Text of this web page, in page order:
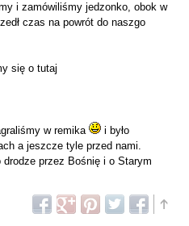
i zamówiliśmy jedzonko, obok w
czas na powrót do naszgo
się o tutaj
w remika
i było
a jeszcze tyle przed nami.
przez Bośnię i o Starym